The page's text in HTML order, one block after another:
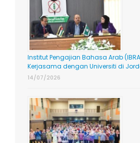
Institut Pengajian Bahasa Arab
Kerjasama dengan Universiti di
14/07/2026